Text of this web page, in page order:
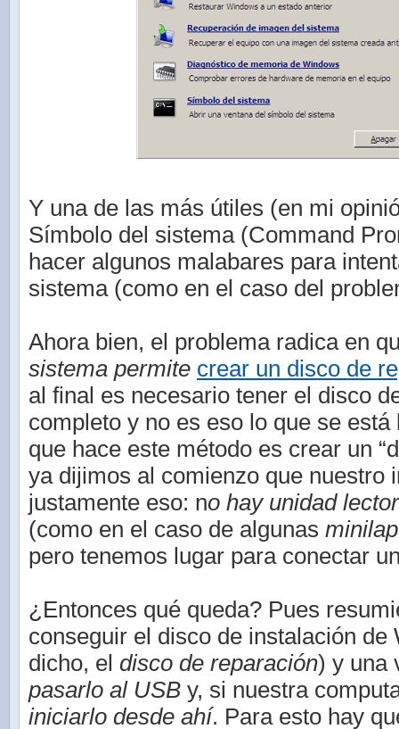
Y una de las más útiles (en mi
Símbolo del sistema (Command
hacer algunos malabares para
sistema (como en el caso del
Ahora bien, el problema radica en
sistema permite crear un disco de
al final es necesario tener el disco
completo y no es eso lo que se
que hace este método es crear un
ya dijimos al comienzo que nuestro
justamente eso: no hay unidad
(como en el caso de algunas
pero tenemos lugar para conectar
¿Entonces qué queda? Pues
conseguir el disco de instalación de
dicho, el disco de reparación) y una
pasarlo al USB y, si nuestra
iniciarlo desde ahí. Para esto hay